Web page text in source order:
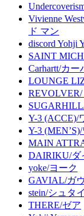
Vivienne
ド マン
discord Yohji
SAINT
Carhartt/カー
LOUNGE
Y-3 (ACCE)/
Y-3
MAIN
DAIRIKU/ダ
yoke/ヨーク
GAVIAL/ガ
stein/シュタ
THERE/ゼア